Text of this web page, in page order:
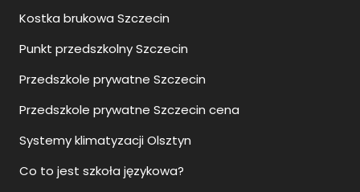
Kostka brukowa Szczecin
Punkt przedszkolny Szczecin
Przedszkole prywatne Szczecin
Przedszkole prywatne Szczecin cena
Systemy klimatyzacji Olsztyn
Co to jest szkoła językowa?